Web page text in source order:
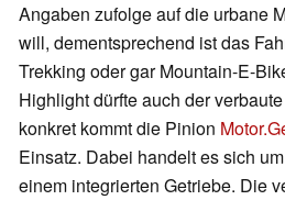
Angaben zufolge auf die urbane
will, dementsprechend ist das
Trekking oder gar Mountain-E-
Highlight dürfte auch der
konkret kommt die Pinion
Einsatz. Dabei handelt es sich
einem integrierten Getriebe. Die